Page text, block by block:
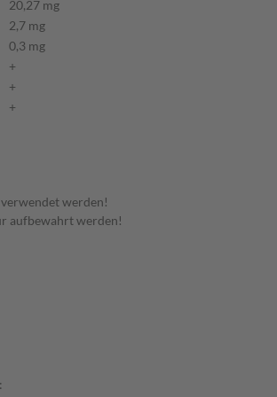
20,27 mg
2,7 mg
0,3 mg
+
+
+
werden!
aufbewahrt werden!